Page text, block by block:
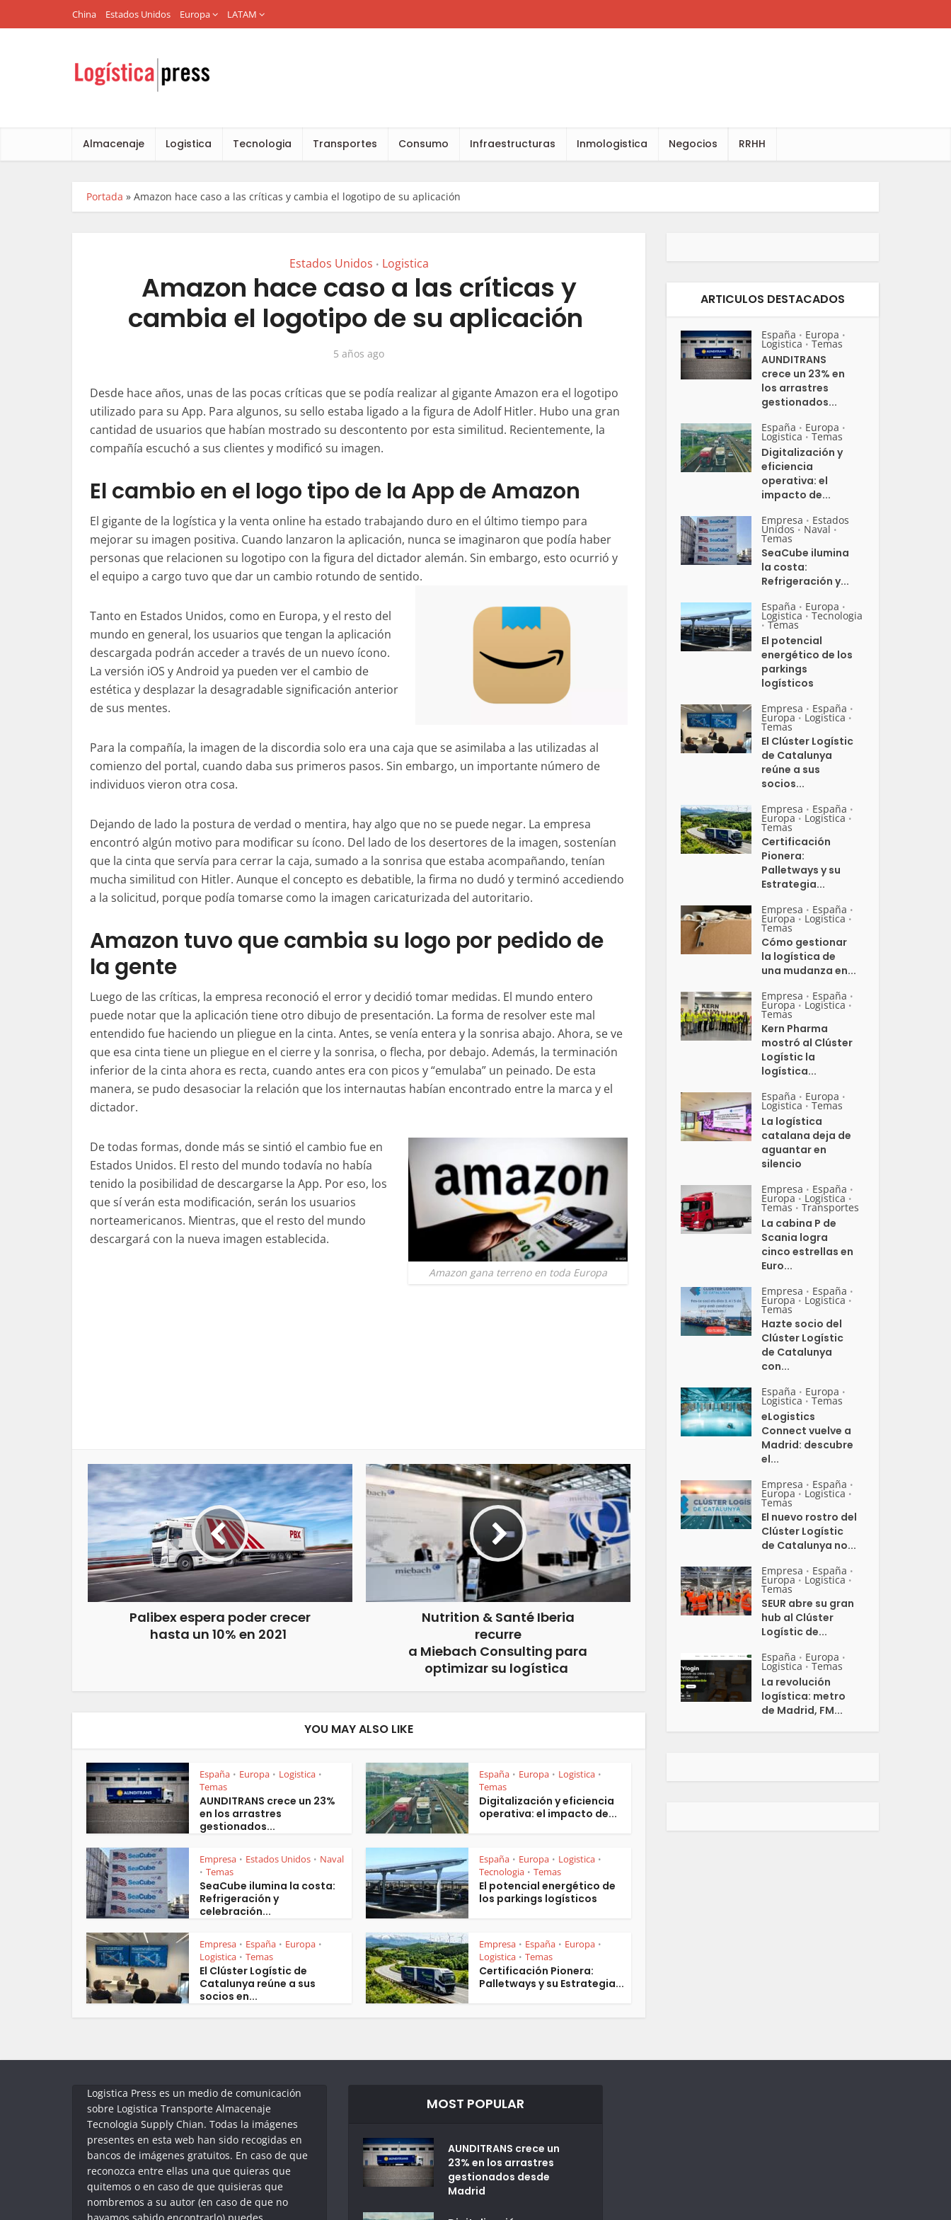
China Estados Unidos Europa LATAM
Almacenaje Logistica Tecnologia Transportes Consumo Infraestructuras Inmologistica Negocios RRHH
Portada » Amazon hace caso a las críticas y cambia el logotipo de su aplicación
Estados Unidos • Logistica
Amazon hace caso a las críticas y
cambia el logotipo de su aplicación
5 años ago
Desde hace años, unas de las pocas críticas que se podía realizar al gigante Amazon era el logotipo
utilizado para su App. Para algunos, su sello estaba ligado a la figura de Adolf Hitler. Hubo una gran
cantidad de usuarios que habían mostrado su descontento por esta similitud. Recientemente, la
compañía escuchó a sus clientes y modificó su imagen.
El cambio en el logo tipo de la App de Amazon
El gigante de la logística y la venta online ha estado trabajando duro en el último tiempo para
mejorar su imagen positiva. Cuando lanzaron la aplicación, nunca se imaginaron que podía haber
personas que relacionen su logotipo con la figura del dictador alemán. Sin embargo, esto ocurrió y
el equipo a cargo tuvo que dar un cambio rotundo de sentido.
Tanto en Estados Unidos, como en Europa, y el resto del
mundo en general, los usuarios que tengan la aplicación
descargada podrán acceder a través de un nuevo ícono.
La versión iOS y Android ya pueden ver el cambio de
estética y desplazar la desagradable significación anterior
de sus mentes.
Para la compañía, la imagen de la discordia solo era una caja que se asimilaba a las utilizadas al
comienzo del portal, cuando daba sus primeros pasos. Sin embargo, un importante número de
individuos vieron otra cosa.
Dejando de lado la postura de verdad o mentira, hay algo que no se puede negar. La empresa
encontró algún motivo para modificar su ícono. Del lado de los desertores de la imagen, sostenían
que la cinta que servía para cerrar la caja, sumado a la sonrisa que estaba acompañando, tenían
mucha similitud con Hitler. Aunque el concepto es debatible, la firma no dudó y terminó accediendo
a la solicitud, porque podía tomarse como la imagen caricaturizada del autoritario.
Amazon tuvo que cambia su logo por pedido de
la gente
Luego de las críticas, la empresa reconoció el error y decidió tomar medidas. El mundo entero
puede notar que la aplicación tiene otro dibujo de presentación. La forma de resolver este mal
entendido fue haciendo un pliegue en la cinta. Antes, se venía entera y la sonrisa abajo. Ahora, se ve
que esa cinta tiene un pliegue en el cierre y la sonrisa, o flecha, por debajo. Además, la terminación
inferior de la cinta ahora es recta, cuando antes era con picos y “emulaba” un peinado. De esta
manera, se pudo desasociar la relación que los internautas habían encontrado entre la marca y el
dictador.
Amazon gana terreno en toda Europa
De todas formas, donde más se sintió el cambio fue en
Estados Unidos. El resto del mundo todavía no había
tenido la posibilidad de descargarse la App. Por eso, los
que sí verán esta modificación, serán los usuarios
norteamericanos. Mientras, que el resto del mundo
descargará con la nueva imagen establecida.
Palibex espera poder crecer
hasta un 10% en 2021
Nutrition & Santé Iberia
recurre
a Miebach Consulting para
optimizar su logística
YOU MAY ALSO LIKE
España • Europa • Logistica •
Temas
AUNDITRANS crece un 23%
en los arrastres
gestionados...
España • Europa • Logistica •
Temas
Digitalización y eficiencia
operativa: el impacto de...
Empresa • Estados Unidos • Naval
• Temas
SeaCube ilumina la costa:
Refrigeración y
celebración...
España • Europa • Logistica •
Tecnologia • Temas
El potencial energético de
los parkings logísticos
Empresa • España • Europa •
Logistica • Temas
El Clúster Logístic de
Catalunya reúne a sus
socios en...
Empresa • España • Europa •
Logistica • Temas
Certificación Pionera:
Palletways y su Estrategia...
ARTICULOS DESTACADOS
España • Europa •
Logistica • Temas
AUNDITRANS
crece un 23% en
los arrastres
gestionados...
España • Europa •
Logistica • Temas
Digitalización y
eficiencia
operativa: el
impacto de...
Empresa • Estados
Unidos • Naval •
Temas
SeaCube ilumina
la costa:
Refrigeración y...
España • Europa •
Logistica • Tecnologia
• Temas
El potencial
energético de los
parkings
logísticos
Empresa • España •
Europa • Logistica •
Temas
El Clúster Logístic
de Catalunya
reúne a sus
socios...
Empresa • España •
Europa • Logistica •
Temas
Certificación
Pionera:
Palletways y su
Estrategia...
Empresa • España •
Europa • Logistica •
Temas
Cómo gestionar
la logística de
una mudanza en...
Empresa • España •
Europa • Logistica •
Temas
Kern Pharma
mostró al Clúster
Logístic la
logística...
España • Europa •
Logistica • Temas
La logística
catalana deja de
aguantar en
silencio
Empresa • España •
Europa • Logistica •
Temas • Transportes
La cabina P de
Scania logra
cinco estrellas en
Euro...
Empresa • España •
Europa • Logistica •
Temas
Hazte socio del
Clúster Logístic
de Catalunya
con...
España • Europa •
Logistica • Temas
eLogistics
Connect vuelve a
Madrid: descubre
el...
Empresa • España •
Europa • Logistica •
Temas
El nuevo rostro del
Clúster Logístic
de Catalunya no...
Empresa • España •
Europa • Logistica •
Temas
SEUR abre su gran
hub al Clúster
Logístic de...
España • Europa •
Logistica • Temas
La revolución
logística: metro
de Madrid, FM...
Logistica Press es un medio de comunicación
sobre Logistica Transporte Almacenaje
Tecnologia Supply Chian. Todas la imágenes
presentes en esta web han sido recogidas en
bancos de imágenes gratuitos. En caso de que
reconozca entre ellas una que quieras que
quitemos o en caso de que quisieras que
nombremos a su autor (en caso de que no
MOST POPULAR
AUNDITRANS crece un
23% en los arrastres
gestionados desde
Madrid